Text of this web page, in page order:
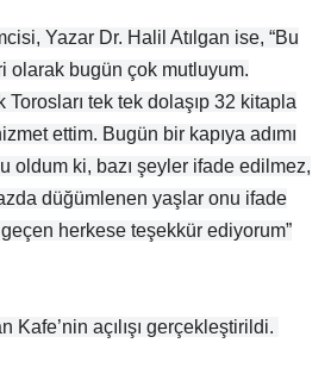
Yazar Dr. Halil Atılgan ise, “Bu
olarak bugün çok mutluyum.
Torosları tek tek dolaşıp 32 kitapla
ettim. Bugün bir kapıya adımı
oldum ki, bazı şeyler ifade edilmez,
düğümlenen yaşlar onu ifade
herkese teşekkür ediyorum”
Kafe’nin açılışı gerçekleştirildi.